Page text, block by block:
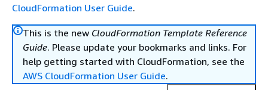
CloudFormation User Guide.
This is the new CloudFormation Template Reference
Guide. Please update your bookmarks and links. For
help getting started with CloudFormation, see the
AWS CloudFormation User Guide.